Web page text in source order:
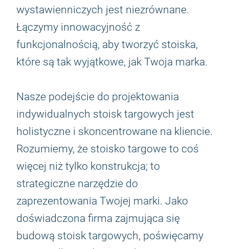
wystawienniczych jest niezrównane.
Łączymy innowacyjność z
funkcjonalnością, aby tworzyć stoiska,
które są tak wyjątkowe, jak Twoja marka.
Nasze podejście do projektowania
indywidualnych stoisk targowych jest
holistyczne i skoncentrowane na kliencie.
Rozumiemy, że stoisko targowe to coś
więcej niż tylko konstrukcja; to
strategiczne narzędzie do
zaprezentowania Twojej marki. Jako
doświadczona firma zajmująca się
budową stoisk targowych, poświęcamy